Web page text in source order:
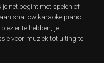
net begint met spelen of
shallow karaoke piano-
te hebben, je
voor muziek tot uiting te